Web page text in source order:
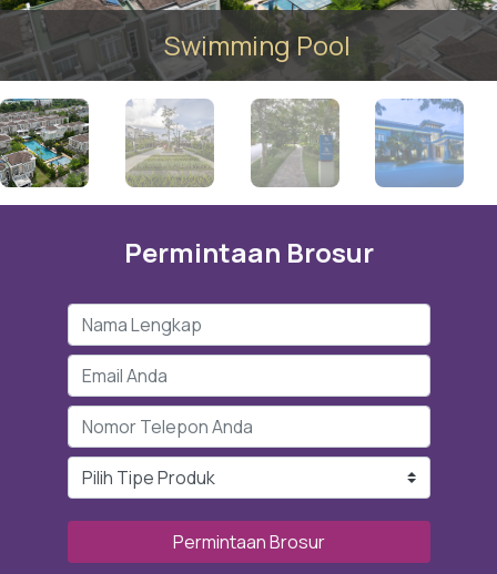
Swimming Pool
Permintaan Brosur
Permintaan Brosur